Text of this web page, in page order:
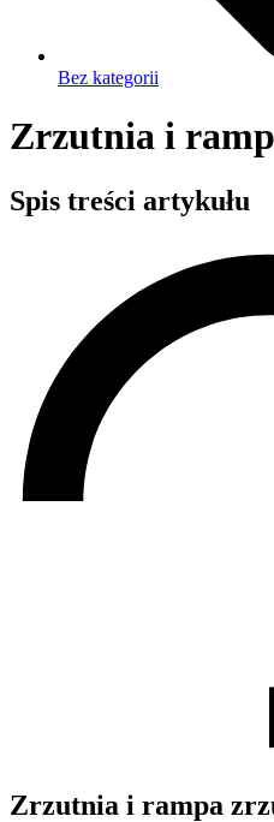
Bez kategorii
Zrzutnia i
Spis treści artykułu
Zrzutnia i rampa